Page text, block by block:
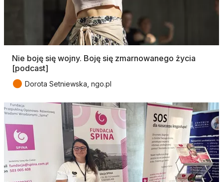
Nie boję się wojny. Boję się zmarnowanego życia
[podcast]
● Dorota Setniewska, ngo.pl